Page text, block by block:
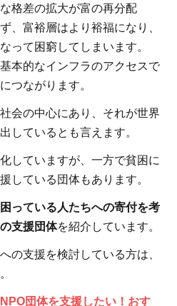
格差の拡大が富の再分配
、富裕層はより裕福になり、
って困窮してしまいます。
本的なインフラのアクセスで
つながります。
会の中心にあり、それが世界
しているとも言えます。
していますが、一方で貧困に
している団体もあります。
っている人たちへの寄付を考
支援団体を紹介しています。
の支援を検討している方は、
団体を支援したい！おす